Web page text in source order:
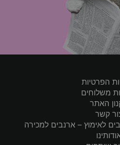
הפרטיות
משלוחים
האתר
קשר
לאימוץ – ארנבים למכירה